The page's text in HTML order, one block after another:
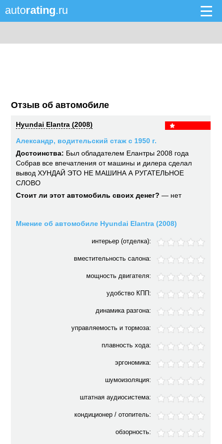
autorating.ru
Отзыв об автомобиле
Hyundai Elantra (2008)
Александр, водительский стаж с 1950 г.
Достоинства: Был обладателем Елантры 2008 года
Собрав все впечатления от машины и дилера сделал
вывод ХУНДАЙ ЭТО НЕ МАШИНА А РУГАТЕЛЬНОЕ
СЛОВО
Стоит ли этот автомобиль своих денег? — нет
Мнение об автомобиле Hyundai Elantra (2008)
интерьер (отделка):
вместительность салона:
мощность двигателя:
удобство КПП:
динамика разгона:
управляемость и тормоза:
плавность хода:
эргономика:
шумоизоляция:
штатная аудиосистема:
кондиционер / отопитель:
обзорность: